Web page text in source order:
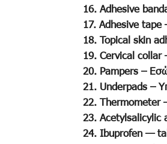
16. Adhesive
17. Adhesive tape –
18. Topical skin
19. Cervical collar
20. Pampers –
21. Underpads –
22. Thermometer
23. Acetylsalicylic
24. Ibuprofen —